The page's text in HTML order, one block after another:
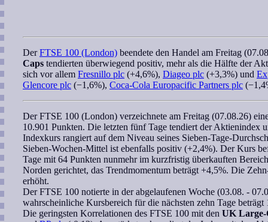
DerFTSE 100 (London) beendete den Handel am Freitag
Caps tendierten überwiegend positiv, mehr als die Hälfte der
sich vor allem Fresnillo plc (+4,6%), Diageo plc (+3,3%) und
Glencore plc (−1,6%), Coca-Cola Europacific Partners plc
DerFTSE 100 (London) verzeichnete am Freitag (07.08.26)
10.901 Punkten. Die letzten fünf Tage tendiert der Aktienindex
Indexkurs rangiert auf dem Niveau seines Sieben-Tage-
Sieben-Wochen-Mittel ist ebenfalls positiv (+2,4%). Der Kurs
Tage mit 64 Punkten nunmehr im kurzfristig überkauften
Norden gerichtet, das Trendmomentum beträgt +4,5%. Die
erhöht.
DerFTSE 100 notierte in der abgelaufenen Woche (03.08. -
wahrscheinliche Kursbereich für die nächsten zehn Tage
Die geringsten Korrelationen des FTSE 100 mit den UK Large-